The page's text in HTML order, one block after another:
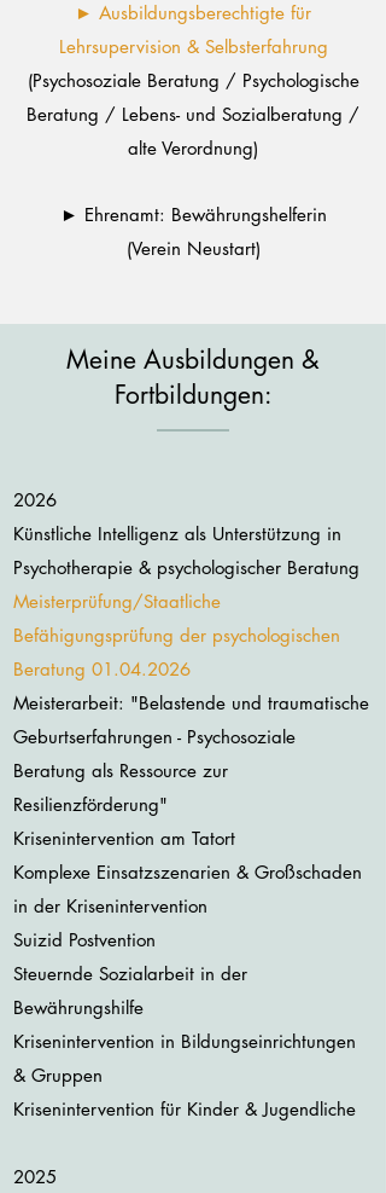
► Ausbildungsberechtigte für
Lehrsupervision & Selbsterfahrung
(Psychosoziale Beratung / Psychologische
Beratung / Lebens- und Sozialberatung /
alte Verordnung)
► Ehrenamt: Bewährungshelferin
(Verein Neustart)
Meine Ausbildungen &
Fortbildungen:
2026
Künstliche Intelligenz als Unterstützung in
Psychotherapie & psychologischer Beratung
Meisterprüfung/Staatliche
Befähigungsprüfung der psychologischen
Beratung 01.04.2026
Meisterarbeit: "Belastende und traumatische
Geburtserfahrungen - Psychosoziale
Beratung als Ressource zur
Resilienzförderung"
Krisenintervention am Tatort
Komplexe Einsatzszenarien & Großschaden
in der Krisenintervention
Suizid Postvention
Steuernde Sozialarbeit in der
Bewährungshilfe
Krisenintervention in Bildungseinrichtungen
& Gruppen
Krisenintervention für Kinder & Jugendliche
2025